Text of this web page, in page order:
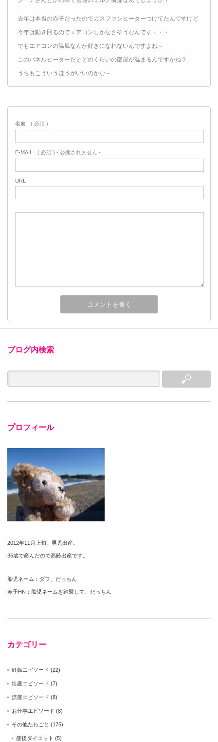
去年は本当の赤子だったのでガスファンヒーターつけてたんですけど
今年は動き回るのでエアコンしかなさそうなんです・・・
でもエアコンの温風なんか好きになれないんですよね～
このパネルヒーターだとどのくらいの部屋が温まるんですかね？
うちもこういうほうがいいのかな～
名前 ( 必須 )
E-MAIL ( 必須 ) - 公開されません -
URL
ブログ内検索
プロフィール
2012年11月上旬、男児出産。
35歳で産んだので高齢出産です。
胎児ネーム：ダフ、だっちん
赤子HN：胎児ネームを踏襲して、だっちん
カテゴリー
妊娠エピソード (22)
出産エピソード (7)
流産エピソード (8)
お仕事エピソード (8)
その他たわごと (175)
産後ダイエット (5)